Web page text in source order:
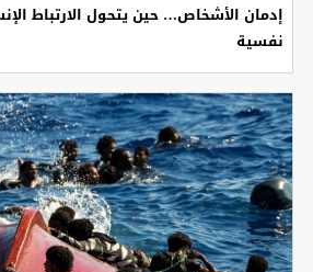
إدمان الأشخاص… حين يتحول الارتباط
نفسية